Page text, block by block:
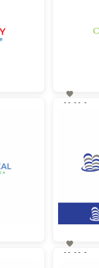

90,00 €

90,00 €